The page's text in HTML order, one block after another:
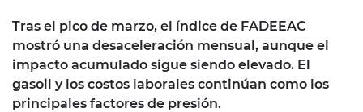
Tras el pico de marzo, el índice de FADEEAC
mostró una desaceleración mensual, aunque el
impacto acumulado sigue siendo elevado. El
gasoil y los costos laborales continúan como los
principales factores de presión.